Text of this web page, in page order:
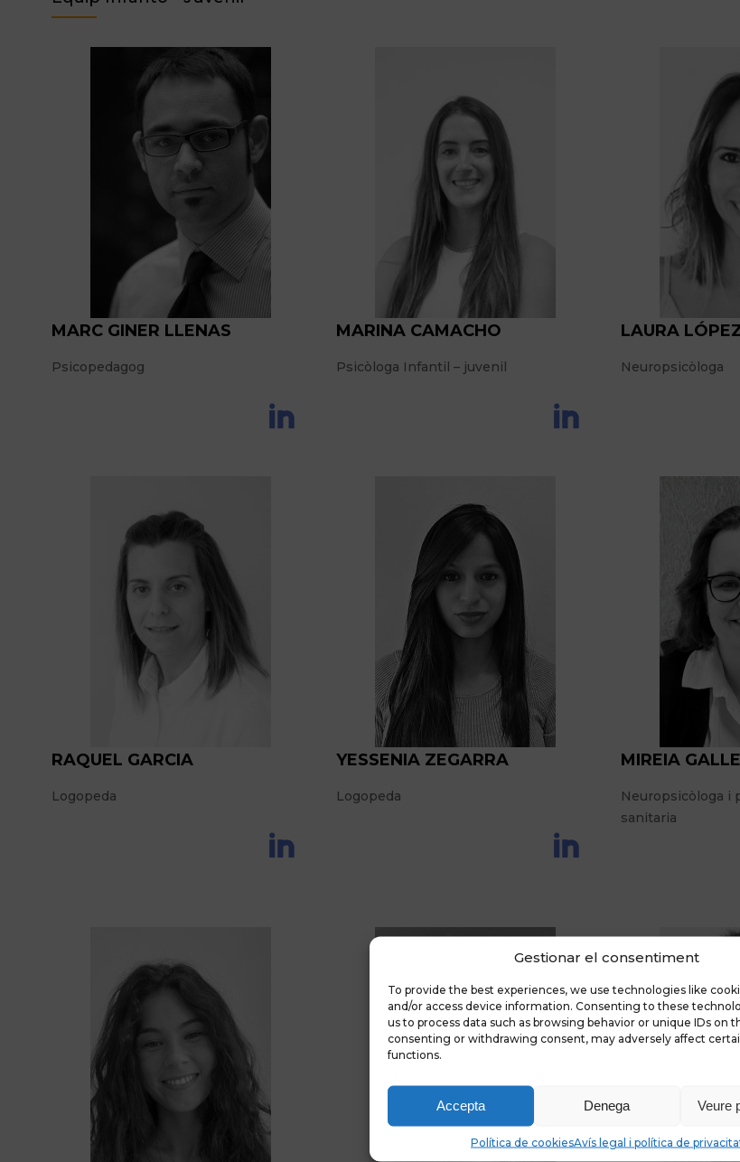
Gestionar el consentiment
To provide the best experiences, we use technologies like
and/or access device information. Consenting to these
us to process data such as browsing behavior or unique IDs on
consenting or withdrawing consent, may adversely affect
functions.
Accepta Denega Veure
Política de cookiesAvís legal i política de
MARC GINER LLENAS
Psicopedagog
MARINA CAMACHO
Psicòloga Infantil – juvenil
LAURA
Neuropsicòloga
RAQUEL GARCIA
Logopeda
YESSENIA ZEGARRA
Logopeda
MIREIA
Neuropsicòloga i
sanitaria